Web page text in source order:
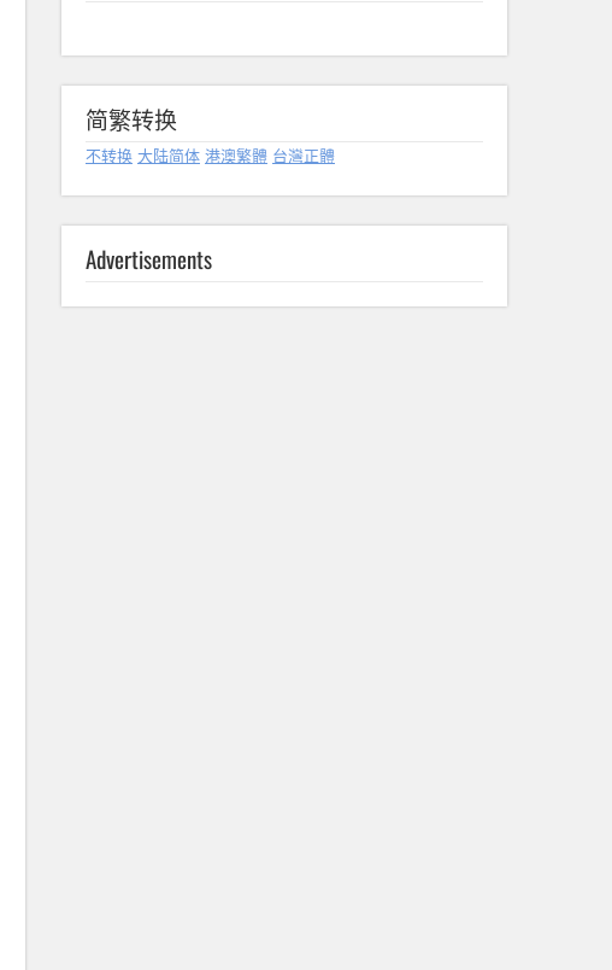
简繁转换
不转换 大陆简体 港澳繁體 台灣正體
Advertisements